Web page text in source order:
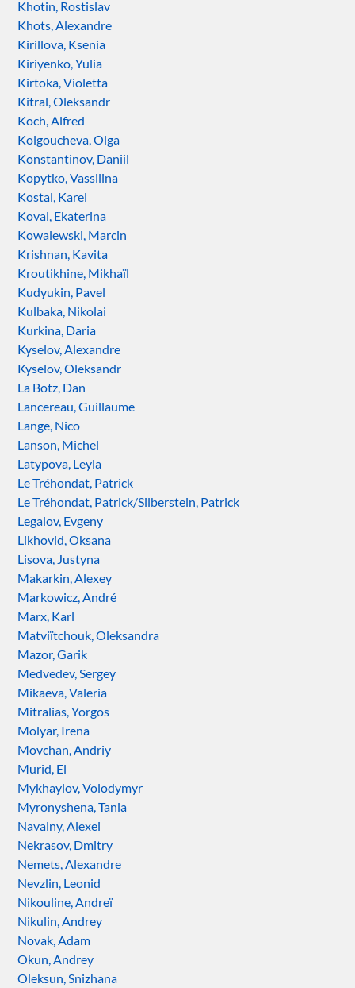
Khotin, Rostislav
Khots, Alexandre
Kirillova, Ksenia
Kiriyenko, Yulia
Kirtoka, Violetta
Kitral, Oleksandr
Koch, Alfred
Kolgoucheva, Olga
Konstantinov, Daniil
Kopytko, Vassilina
Kostal, Karel
Koval, Ekaterina
Kowalewski, Marcin
Krishnan, Kavita
Kroutikhine, Mikhaïl
Kudyukin, Pavel
Kulbaka, Nikolai
Kurkina, Daria
Kyselov, Alexandre
Kyselov, Oleksandr
La Botz, Dan
Lancereau, Guillaume
Lange, Nico
Lanson, Michel
Latypova, Leyla
Le Tréhondat, Patrick
Le Tréhondat, Patrick/Silberstein, Patrick
Legalov, Evgeny
Likhovid, Oksana
Lisova, Justyna
Makarkin, Alexey
Markowicz, André
Marx, Karl
Matviïtchouk, Oleksandra
Mazor, Garik
Medvedev, Sergey
Mikaeva, Valeria
Mitralias, Yorgos
Molyar, Irena
Movchan, Andriy
Murid, El
Mykhaylov, Volodymyr
Myronyshena, Tania
Navalny, Alexei
Nekrasov, Dmitry
Nemets, Alexandre
Nevzlin, Leonid
Nikouline, Andreï
Nikulin, Andrey
Novak, Adam
Okun, Andrey
Oleksun, Snizhana